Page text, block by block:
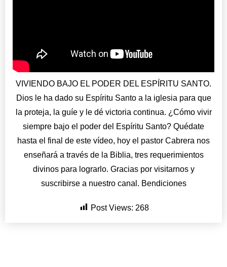
VIVIENDO BAJO EL PODER DEL ESPÍRITU SANTO.
Dios le ha dado su Espíritu Santo a la iglesia para que
la proteja, la guíe y le dé victoria continua. ¿Cómo vivir
siempre bajo el poder del Espíritu Santo? Quédate
hasta el final de este vídeo, hoy el pastor Cabrera nos
enseñará a través de la Biblia, tres requerimientos
divinos para lograrlo. Gracias por visitarnos y
suscribirse a nuestro canal. Bendiciones
Post Views: 268